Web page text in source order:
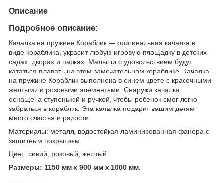
Описание
Подробное описание:
Качалка на пружине Кораблик — оригинальная качалка в
виде кораблика, украсит любую игровую площадку в детских
садах, дворах и парках. Малыши с удовольствием будут
кататься-плавать на этом замечательном кораблике. Качалка
на пружине Кораблик выполнена в синем цвете с красочными
желтыми и розовыми элементами. Снаружи качалка
оснащена ступенькой и ручкой, чтобы ребенок смог легко
забраться в кораблик. Эта качалка подарит вашим детям
много счастья и радости.
Материалы: металл, водостойкая ламинированная фанера с
защитным покрытием.
Цвет: синий, розовый, желтый.
Размеры: 1150 мм х 900 мм х 1000 мм.